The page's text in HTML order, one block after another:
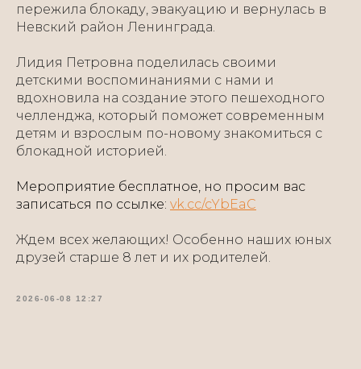
пережила блокаду, эвакуацию и вернулась в
Невский район Ленинграда.
Лидия Петровна поделилась своими
детскими воспоминаниями с нами и
вдохновила на создание этого пешеходного
челленджа, который поможет современным
детям и взрослым по-новому знакомиться с
блокадной историей.
Мероприятие бесплатное, но просим вас
записаться по ссылке: vk.cc/cYbEaC
Ждем всех желающих! Особенно наших юных
друзей старше 8 лет и их родителей.
2026-06-08 12:27